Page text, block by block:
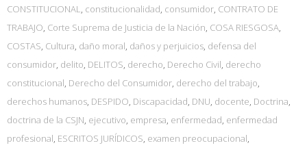
CONSTITUCIONAL, constitucionalidad, consumidor, CONTRATO DE
TRABAJO, Corte Suprema de Justicia de la Nación, COSA RIESGOSA,
COSTAS, Cultura, daño moral, daños y perjuicios, defensa del
consumidor, delito, DELITOS, derecho, Derecho Civil, derecho
constitucional, Derecho del Consumidor, derecho del trabajo,
derechos humanos, DESPIDO, Discapacidad, DNU, docente, Doctrina,
doctrina de la CSJN, ejecutivo, empresa, enfermedad, enfermedad
profesional, ESCRITOS JURÍDICOS, examen preocupacional,